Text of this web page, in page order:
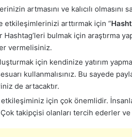
artmasını ve kalıcılı olmasını
etkileşimlerinizi arttırmak için “
bulmak için araştırma
vermelisiniz.
için kendinize yatırım
kullanmalısınız. Bu sayede
de artacaktır.
etkileşiminiz için çok önemlidir.
takipçisi olanları tercih ederler